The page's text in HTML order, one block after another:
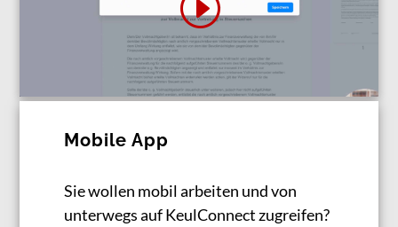
Mobile App
Sie wollen mobil arbeiten und von
unterwegs auf KeulConnect zugreifen?